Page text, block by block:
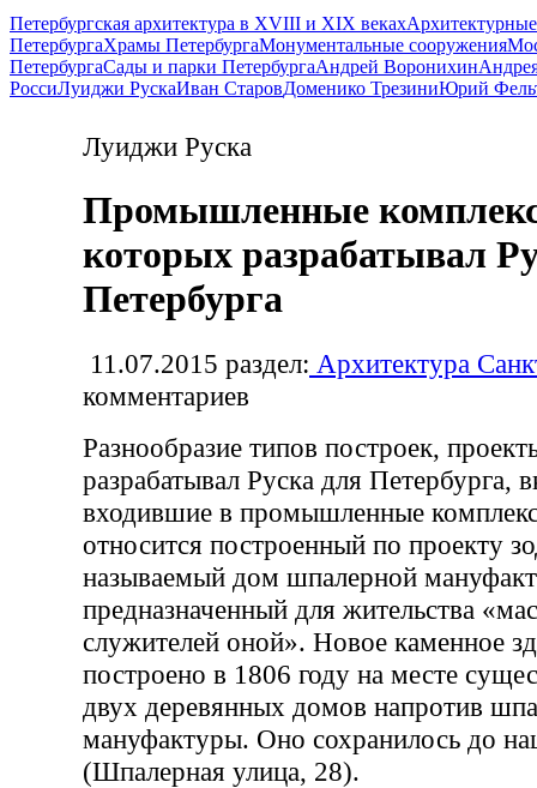
Петербургская архитектура в XVIII и XIX веках
ПетербургаХрамы ПетербургаМонументальные сооружения
ПетербургаСады и парки ПетербургаАндрей Воронихин
РоссиЛуиджи РускаИван СтаровДоменико ТрезиниЮрий
Луиджи Руска
Промышленные
которых разрабатывал
Петербурга
11.07.2015 раздел: Архитектура
комментариев
Разнообразие типов построек,
разрабатывал Руска для Петербурга,
входившие в промышленные
относится построенный по проекту
называемый дом шпалерной
предназначенный для жительства
служителей оной». Новое каменное
построено в 1806 году на месте
двух деревянных домов напротив
мануфактуры. Оно сохранилось до
(Шпалерная улица, 28).